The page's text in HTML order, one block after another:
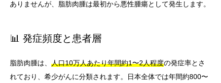
ありませんが、脂肪肉腫は最初から悪性腫瘍として発生します。
📊 発症頻度と患者層
脂肪肉腫は、 人口10万人あたり年間約1〜2人程度の発症率とさ
れており、希少がんに分類されます。日本全体では年間約800〜